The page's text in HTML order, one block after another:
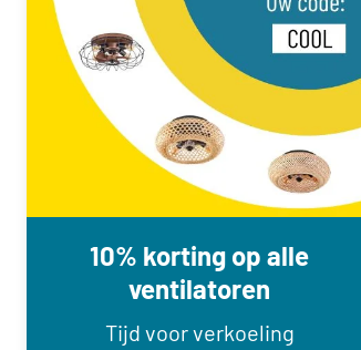
10% korting op alle
ventilatoren
Tijd voor verkoeling